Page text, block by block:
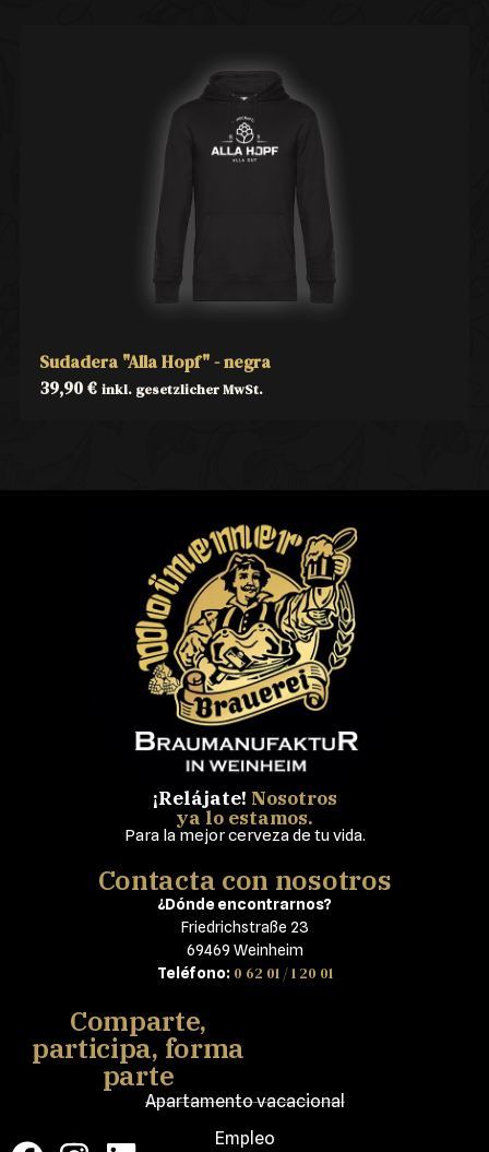
Sudadera "Alla Hopf" - negra
39,90€ inkl. gesetzlicher MwSt.
¡Relájate! Nosotros
ya lo estamos.
Para la mejor cerveza de tu vida.
Contacta con nosotros
¿Dónde encontrarnos?
Friedrichstraße 23
69469 Weinheim
Teléfono: 0 62 01 / 1 20 01
Comparte,
participa, forma
parte
Apartamento vacacional
Empleo